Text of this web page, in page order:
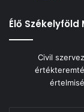
Élő
Civil